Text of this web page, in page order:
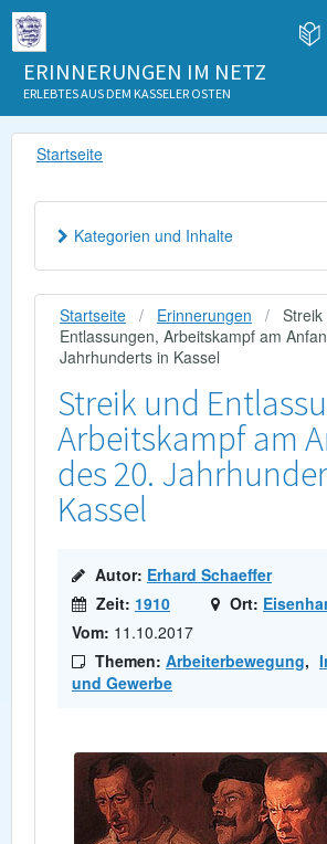
ERINNERUNGEN IM NETZ
ERLEBTES AUS DEM KASSELER OSTEN
Startseite
Startseite Erinnerungen
Streik
Entlassungen, Arbeitskampf am
Jahrhunderts in Kassel
Streik und
Arbeitskampf am
des 20.
Kassel
Autor: Erhard Schaeffer
Zeit: 1910 Ort:
Vom: 11.10.2017
Themen: Arbeiterbewegung,
und Gewerbe
Kategorien und Inhalte